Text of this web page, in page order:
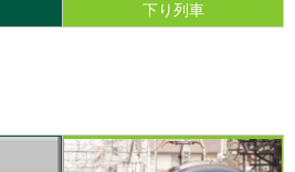
下り列車